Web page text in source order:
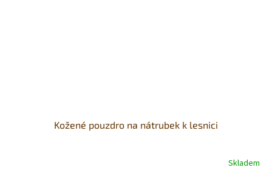
Kožené pouzdro na nátrubek k lesnici
Skladem